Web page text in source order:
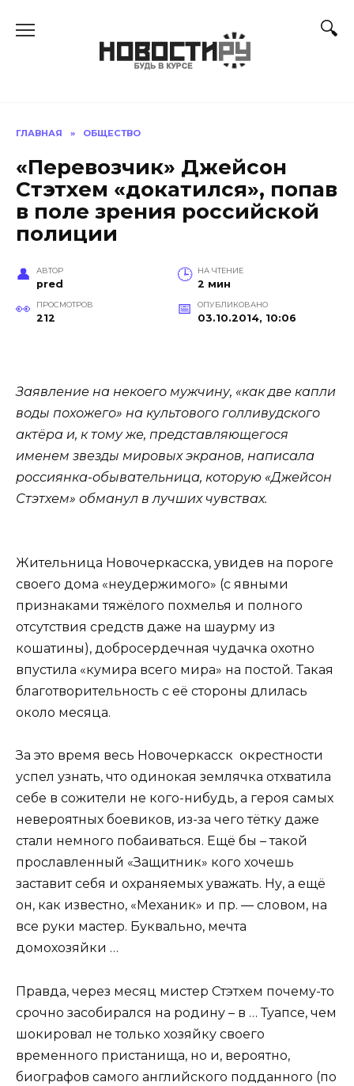
ГЛАВНАЯ » ОБЩЕСТВО
«Перевозчик» Джейсон
Стэтхем «докатился», попав
в поле зрения российской
полиции
АВТОР
pred
НА ЧТЕНИЕ
2 мин
ПРОСМОТРОВ
212
ОПУБЛИКОВАНО
03.10.2014, 10:06
Заявление на некоего мужчину, «как две капли
воды похожего» на культового голливудского
актёра и, к тому же, представляющегося
именем звезды мировых экранов, написала
россиянка-обывательница, которую «Джейсон
Стэтхем» обманул в лучших чувствах.
Жительница Новочеркасска, увидев на пороге
своего дома «неудержимого» (с явными
признаками тяжёлого похмелья и полного
отсутствия средств даже на шаурму из
кошатины), добросердечная чудачка охотно
впустила «кумира всего мира» на постой. Такая
благотворительность с её стороны длилась
около месяца.
За это время весь Новочеркасск окрестности
успел узнать, что одинокая землячка отхватила
себе в сожители не кого-нибудь, а героя самых
невероятных боевиков, из-за чего тётку даже
стали немного побаиваться. Ещё бы – такой
прославленный «Защитник» кого хочешь
заставит себя и охраняемых уважать. Ну, а ещё
он, как известно, «Механик» и пр. — словом, на
все руки мастер. Буквально, мечта
домохозяйки …
Правда, через месяц мистер Стэтхем почему-то
срочно засобирался на родину – в … Туапсе, чем
шокировал не только хозяйку своего
временного пристанища, но и, вероятно,
биографов самого английского подданного (по